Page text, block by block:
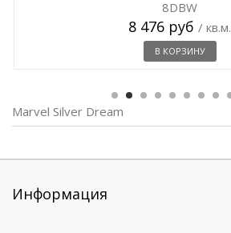
8DBW
8 476 руб / кв.м.
В КОРЗИНУ
Marvel Silver Dream
Информация